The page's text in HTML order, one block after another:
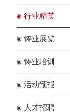
行业精英
铸业展览
铸业培训
活动预报
人才招聘